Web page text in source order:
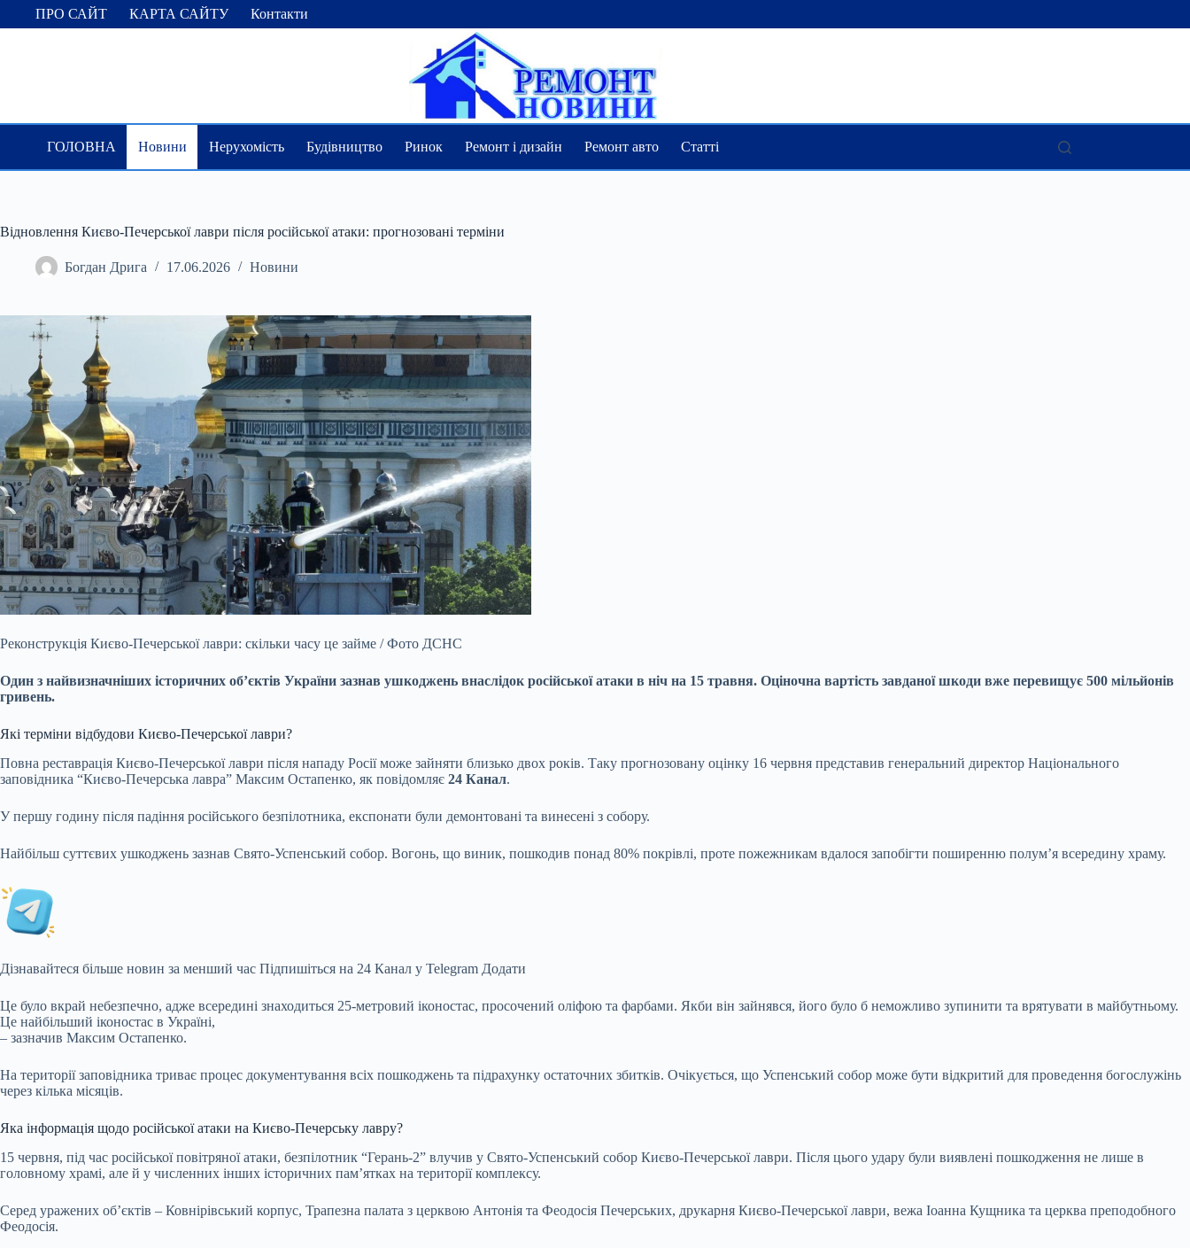
ПерейтиПРО САЙТ КАРТА САЙТУ Контакти
ГОЛОВНА Новини Нерухомість Будівництво Ринок Ремонт і дизайн Ремонт авто Статті
Відновлення Києво-Печерської лаври після російської атаки: прогнозовані терміни
Богдан Дрига 17.06.2026 Новини
Реконструкція Києво-Печерської лаври: скільки часу це займе / Фото ДСНС
Один з найвизначніших історичних об’єктів України зазнав ушкоджень внаслідок російської атаки в ніч на 15 травня. Оціночна вартість завданої шкоди вже перевищує 500 мільйонів
гривень.
Які терміни відбудови Києво-Печерської лаври?
Повна реставрація Києво-Печерської лаври після нападу Росії може зайняти близько двох років. Таку прогнозовану оцінку 16 червня представив генеральний директор Національного
заповідника “Києво-Печерська лавра” Максим Остапенко, як повідомляє 24 Канал.
У першу годину після падіння російського безпілотника, експонати були демонтовані та винесені з собору.
Найбільш суттєвих ушкоджень зазнав Свято-Успенський собор. Вогонь, що виник, пошкодив понад 80% покрівлі, проте пожежникам вдалося запобігти поширенню полум’я всередину храму.
Дізнавайтеся більше новин за менший час Підпишіться на 24 Канал у Telegram Додати
Це було вкрай небезпечно, адже всередині знаходиться 25-метровий іконостас, просочений оліфою та фарбами. Якби він зайнявся, його було б неможливо зупинити та врятувати в майбутньому.
Це найбільший іконостас в Україні,
– зазначив Максим Остапенко.
На території заповідника триває процес документування всіх пошкоджень та підрахунку остаточних збитків. Очікується, що Успенський собор може бути відкритий для проведення богослужінь
через кілька місяців.
Яка інформація щодо російської атаки на Києво-Печерську лавру?
15 червня, під час російської повітряної атаки, безпілотник “Герань-2” влучив у Свято-Успенський собор Києво-Печерської лаври. Після цього удару були виявлені пошкодження не лише в
головному храмі, але й у численних інших історичних пам’ятках на території комплексу.
Серед уражених об’єктів – Ковнірівський корпус, Трапезна палата з церквою Антонія та Феодосія Печерських, друкарня Києво-Печерської лаври, вежа Іоанна Кущника та церква преподобного
Феодосія.